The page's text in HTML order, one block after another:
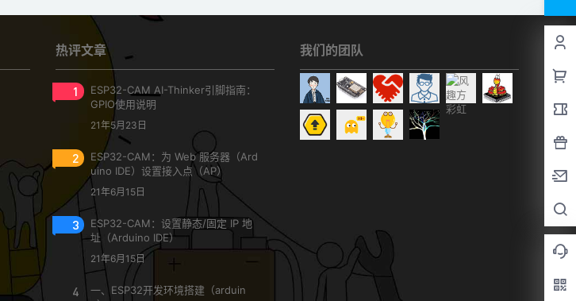
热评文章
1
ESP32-CAM AI-Thinker引脚指南：
GPIO使用说明
21年5月23日
2
ESP32-CAM：为 Web 服务器（Ard
uino IDE）设置接入点（AP）
21年6月15日
3
ESP32-CAM：设置静态/固定 IP 地
址（Arduino IDE）
21年6月15日
4
一、ESP32开发环境搭建（arduin
我们的团队